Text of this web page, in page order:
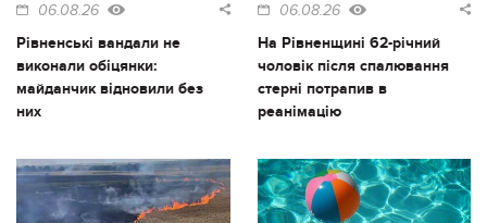
06.08.26
Рівненські вандали не
виконали обіцянки:
майданчик відновили без
них
06.08.26
На Рівненщині 62-річний
чоловік після спалювання
стерні потрапив в
реанімацію